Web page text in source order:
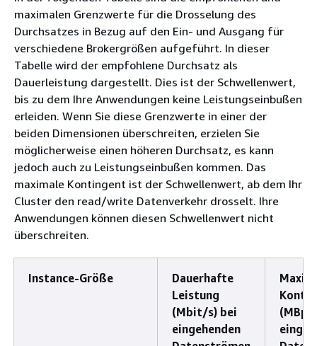
maximalen Grenzwerte für die Drosselung des
Durchsatzes in Bezug auf den Ein- und Ausgang für
verschiedene Brokergrößen aufgeführt. In dieser
Tabelle wird der empfohlene Durchsatz als
Dauerleistung dargestellt. Dies ist der Schwellenwert,
bis zu dem Ihre Anwendungen keine Leistungseinbußen
erleiden. Wenn Sie diese Grenzwerte in einer der
beiden Dimensionen überschreiten, erzielen Sie
möglicherweise einen höheren Durchsatz, es kann
jedoch auch zu Leistungseinbußen kommen. Das
maximale Kontingent ist der Schwellenwert, ab dem Ihr
Cluster den read/write Datenverkehr drosselt. Ihre
Anwendungen können diesen Schwellenwert nicht
überschreiten.
Instance-Größe
Dauerhafte
Leistung
(Mbit/s) bei
eingehenden